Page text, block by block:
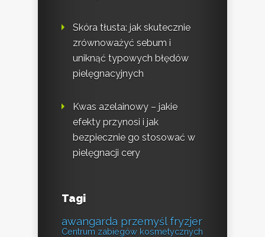
Skóra tłusta: jak skutecznie
zrównoważyć sebum i
uniknąć typowych błędów
pielęgnacyjnych
Kwas azelainowy – jakie
efekty przynosi i jak
bezpiecznie go stosować w
pielęgnacji cery
Tagi
awangarda przemyśl fryzjer
Centrum zabiegów kosmetycznych